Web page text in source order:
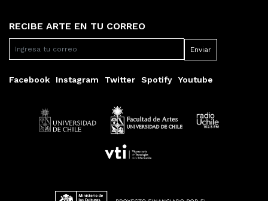
RECIBE ARTE EN TU CORREO
Facebook Instagram Twitter Spotify Youtube